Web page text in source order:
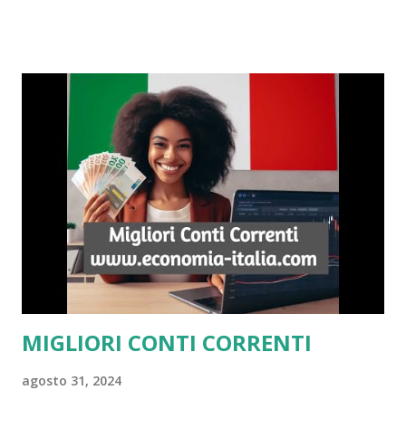
MIGLIORI CONTI CORRENTI
agosto 31, 2024